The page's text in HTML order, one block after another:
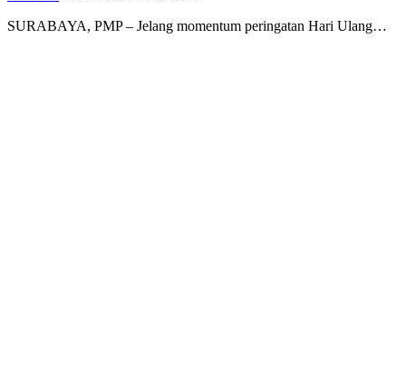
SURABAYA, PMP – Jelang momentum peringatan Hari Ulang…